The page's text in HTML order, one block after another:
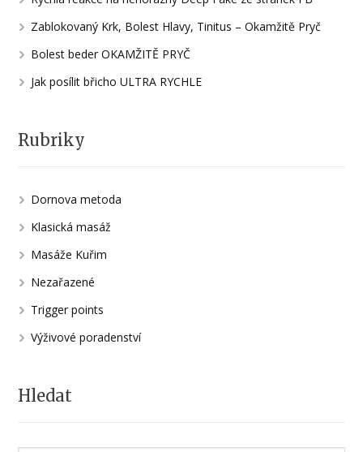
Zablokovaný Krk, Bolest Hlavy, Tinitus – Okamžitě Pryč
Bolest beder OKAMŽITĚ PRYČ
Jak posílit břicho ULTRA RYCHLE
Rubriky
Dornova metoda
Klasická masáž
Masáže Kuřim
Nezařazené
Trigger points
Výživové poradenství
Hledat